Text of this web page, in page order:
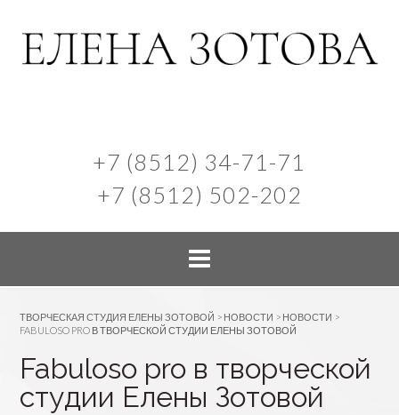
+7 (8512) 34-71-71
+7 (8512) 502-202
ТВОРЧЕСКАЯ СТУДИЯ ЕЛЕНЫ ЗОТОВОЙ > НОВОСТИ > НОВОСТИ >
FABULOSO PRO В ТВОРЧЕСКОЙ СТУДИИ ЕЛЕНЫ ЗОТОВОЙ
Fabuloso pro в творческой
студии Елены Зотовой